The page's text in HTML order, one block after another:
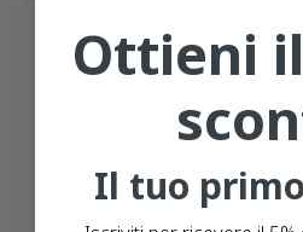
Dymo 11352 etichette
compatibili
Trasferimento termico (top)
500 etichette
Ottieni
Il tuo